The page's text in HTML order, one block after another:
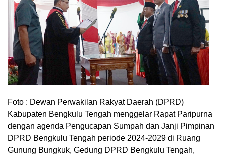
Foto : Dewan Perwakilan Rakyat Daerah (DPRD)
Kabupaten Bengkulu Tengah menggelar Rapat Paripurna
dengan agenda Pengucapan Sumpah dan Janji Pimpinan
DPRD Bengkulu Tengah periode 2024-2029 di Ruang
Gunung Bungkuk, Gedung DPRD Bengkulu Tengah,